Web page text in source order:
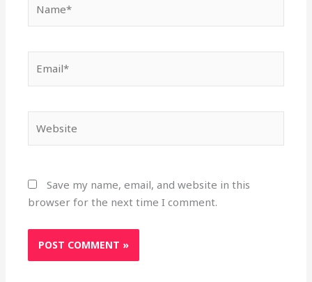
Save my name, email, and website in this
browser for the next time I comment.